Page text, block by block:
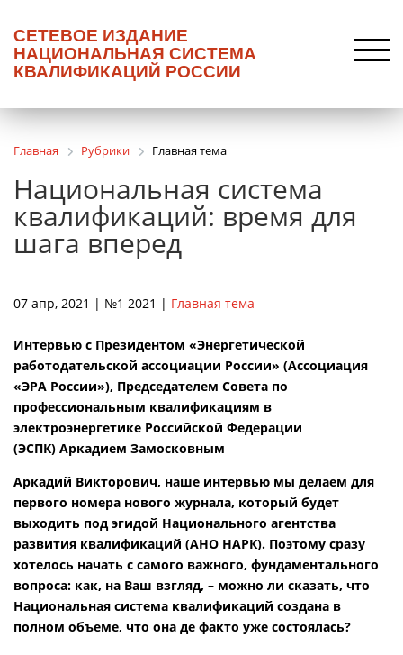
СЕТЕВОЕ ИЗДАНИЕ
НАЦИОНАЛЬНАЯ СИСТЕМА
КВАЛИФИКАЦИЙ РОССИИ
Главная Рубрики Главная тема
Национальная система
квалификаций: время для
шага вперед
07 апр, 2021 | №1 2021 | Главная тема
Интервью с Президентом «Энергетической
работодательской ассоциации России» (Ассоциация
«ЭРА России»), Председателем Совета по
профессиональным квалификациям в
электроэнергетике Российской Федерации
(ЭСПК) Аркадием Замосковным
Аркадий Викторович, наше интервью мы делаем для
первого номера нового журнала, который будет
выходить под эгидой Национального агентства
развития квалификаций (АНО НАРК). Поэтому сразу
хотелось начать с самого важного, фундаментального
вопроса: как, на Ваш взгляд, – можно ли сказать, что
Национальная система квалификаций создана в
полном объеме, что она де факто уже состоялась?